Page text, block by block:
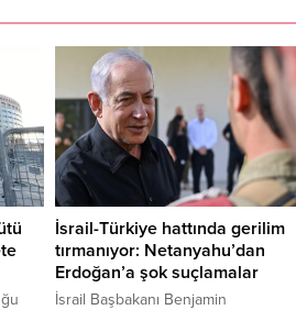
İsrail-Türkiye hattında gerilim
tırmanıyor: Netanyahu’dan
Erdoğan’a şok suçlamalar
İsrail Başbakanı Benjamin